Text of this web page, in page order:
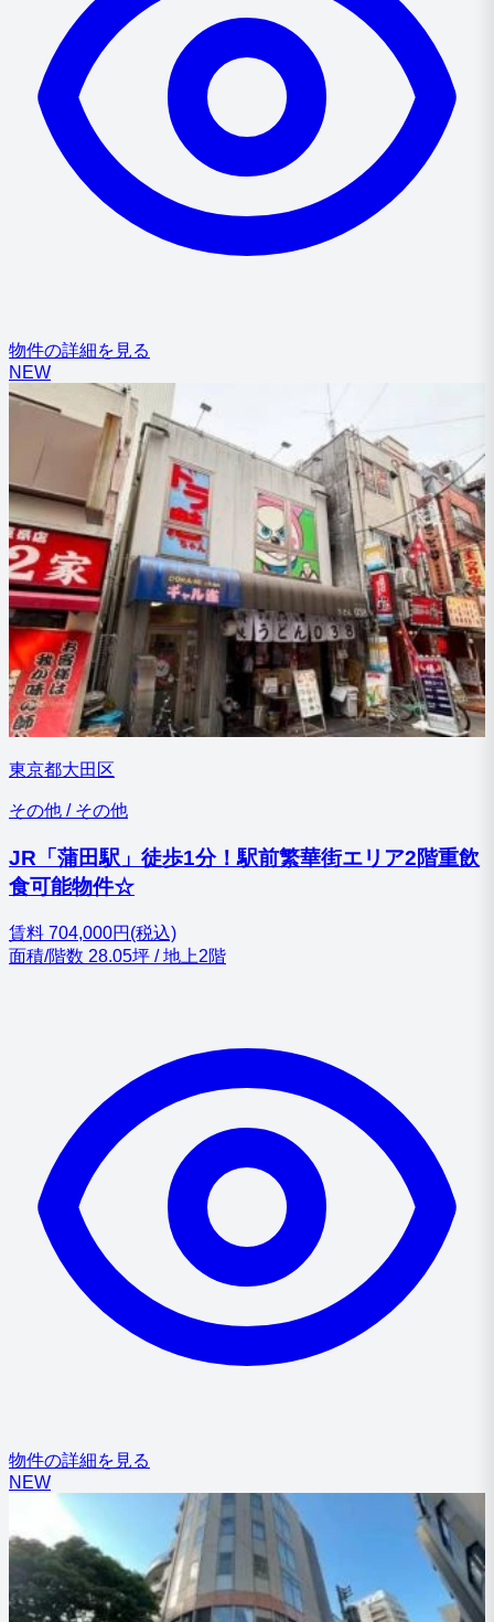
物件の詳細を見る
NEW
東京都大田区
その他 / その他
JR「蒲田駅」徒歩1分！駅前繁華街エリア2階重飲
食可能物件☆
賃料 704,000円(税込)
面積/階数 28.05坪 / 地上2階
物件の詳細を見る
NEW